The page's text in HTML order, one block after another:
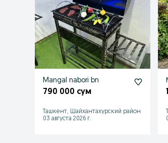
Mangal nabori bn
790 000 сум
Ташкент, Шайхантахурский район
03 августа 2026 г.